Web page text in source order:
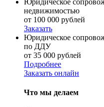
недвижимостью
от 100 000 рублей
Заказать
Юридическое
по ДДУ
от 35 000 рублей
Подробнее
Заказать онлайн
Что мы делаем